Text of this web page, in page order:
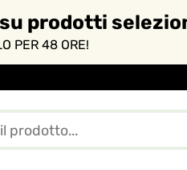
prodotti
PER 48 ORE!